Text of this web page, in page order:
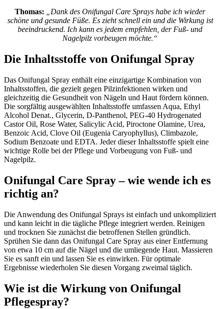
Thomas:
„Dank des Onifungal Care Sprays habe ich wieder
schöne und gesunde Füße. Es zieht schnell ein und die Wirkung ist
beeindruckend. Ich kann es jedem empfehlen, der Fuß- und
Nagelpilz vorbeugen möchte.“
Die Inhaltsstoffe von Onifungal Spray
Das Onifungal Spray enthält eine einzigartige Kombination von
Inhaltsstoffen, die gezielt gegen Pilzinfektionen wirken und
gleichzeitig die Gesundheit von Nägeln und Haut fördern können.
Die sorgfältig ausgewählten Inhaltsstoffe umfassen Aqua, Ethyl
Alcohol Denat., Glycerin, D-Panthenol, PEG-40 Hydrogenated
Castor Oil, Rose Water, Salicylic Acid, Piroctone Olamine, Urea,
Benzoic Acid, Clove Oil (Eugenia Caryophyllus), Climbazole,
Sodium Benzoate und EDTA. Jeder dieser Inhaltsstoffe spielt eine
wichtige Rolle bei der Pflege und Vorbeugung von Fuß- und
Nagelpilz.
Onifungal Care Spray – wie wende ich es
richtig an?
Die Anwendung des Onifungal Sprays ist einfach und unkompliziert
und kann leicht in die tägliche Pflege integriert werden. Reinigen
und trocknen Sie zunächst die betroffenen Stellen gründlich.
Sprühen Sie dann das Onifungal Care Spray aus einer Entfernung
von etwa 10 cm auf die Nägel und die umliegende Haut. Massieren
Sie es sanft ein und lassen Sie es einwirken. Für optimale
Ergebnisse wiederholen Sie diesen Vorgang zweimal täglich.
Wie ist die Wirkung von Onifungal
Pflegespray?